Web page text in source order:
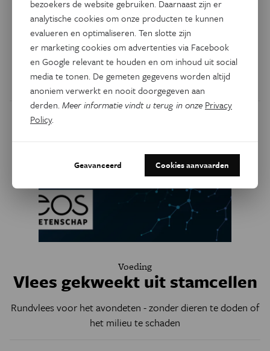
voor expo’s
Een overzicht van vier exposities waar wetenschap, kunst
en voedsel met elkaar verweven zijn.
Marieke van Schoonhoven
Voeding
Vlees gekweekt uit stamcellen
Rundvlees voor het avondeten - zonder dieren te doden of
het milieu te schaden
bezoekers de website gebruiken. Daarnaast zijn er
analytische cookies om onze producten te kunnen
evalueren en optimaliseren. Ten slotte zijn
er marketing cookies om advertenties via Facebook
en Google relevant te houden en om inhoud uit social
media te tonen. De gemeten gegevens worden altijd
anoniem verwerkt en nooit doorgegeven aan
derden.Meer informatie vindt u terug in onze Privacy
Policy.
Geavanceerd Cookies aanvaarden